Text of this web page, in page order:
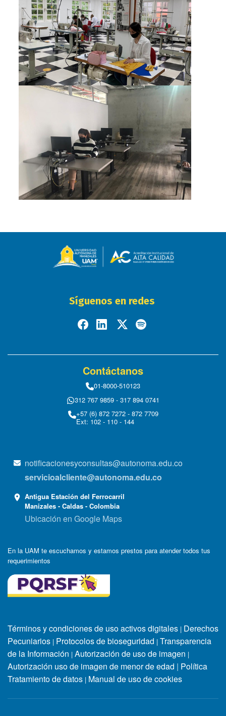
Síguenos en redes
Contáctanos
01-8000-510123
312 767 9859 - 317 894 0741
+57 (6) 872 7272 - 872 7709
Ext: 102 - 110 - 144
notificacionesyconsultas@autonoma.edu.co
servicioalcliente@autonoma.edu.co
Antigua Estación del Ferrocarril
Manizales - Caldas - Colombia
Ubicación en Google Maps
En la UAM te escuchamos y estamos prestos para atender todos tus
requerimientos
Términos y condiciones de uso activos digitales | Derechos
Pecuniarios | Protocolos de bioseguridad | Transparencia
de la Información | Autorización de uso de imagen |
Autorización uso de imagen de menor de edad | Política
Tratamiento de datos | Manual de uso de cookies